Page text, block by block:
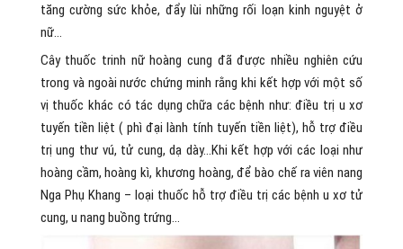
tăng cường sức khỏe, đẩy lùi những rối loạn kinh nguyệt ở
nữ…
Cây thuốc trinh nữ hoàng cung đã được nhiều nghiên cứu
trong và ngoài nước chứng minh rằng khi kết hợp với một số
vị thuốc khác có tác dụng chữa các bệnh như: điều trị u xơ
tuyến tiền liệt ( phì đại lành tính tuyến tiền liệt), hỗ trợ điều
trị ung thư vú, tử cung, dạ dày…Khi kết hợp với các loại như
hoàng cầm, hoàng kì, khương hoàng, để bào chế ra viên nang
Nga Phụ Khang – loại thuốc hỗ trợ điều trị các bệnh u xơ tử
cung, u nang buồng trứng…